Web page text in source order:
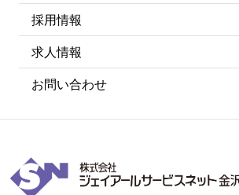
採用情報
求人情報
お問い合わせ